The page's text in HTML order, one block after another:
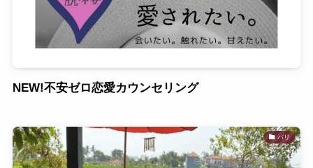
NEW!不安ゼロ恋愛カウンセリング
バリ